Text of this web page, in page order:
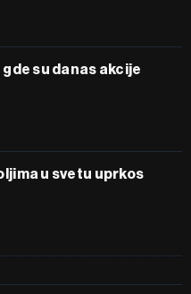
su danas akcije
u svetu uprkos